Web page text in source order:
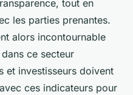
tout en
les parties prenantes.
alors incontournable
ce secteur
et investisseurs doivent
ces indicateurs pour